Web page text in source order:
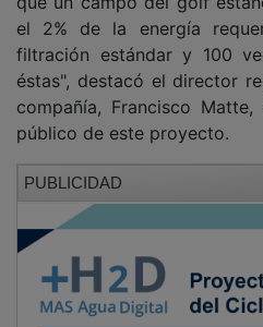
el 2% de la energía
filtración estándar y 100
éstas", destacó el director
compañía, Francisco
público de este proyecto.